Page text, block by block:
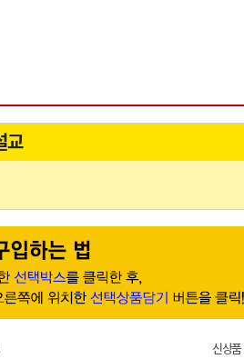
교
신상품